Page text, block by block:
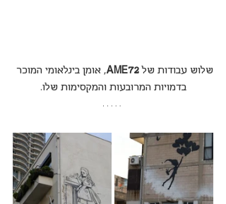
שלוש עבודות של AME72, אומן בינלאומי המוכר
בדמויות המרובעות והמקסימות שלו.